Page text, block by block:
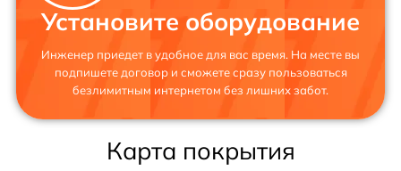
Установите оборудование
Инженер приедет в удобное для вас время. На месте вы
подпишете договор и сможете сразу пользоваться
безлимитным интернетом без лишних забот.
Карта покрытия